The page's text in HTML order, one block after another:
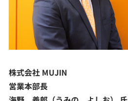
株式会社 MUJIN
営業本部長